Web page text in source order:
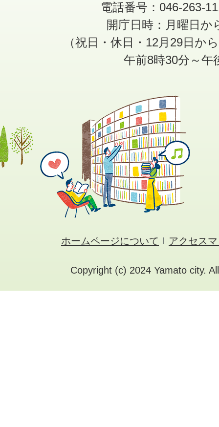
電話番号：046-263-
開庁日時：月曜日か
（祝日・休日・12月29日か
午前8時30分～午
ホームページについて アクセス
Copyright (c) 2024 Yamato city.